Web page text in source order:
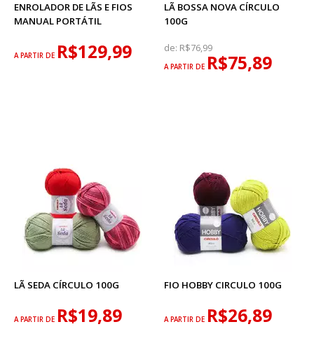
ENROLADOR DE LÃS E FIOS
MANUAL PORTÁTIL
A PARTIR DE R$129,99
LÃ BOSSA NOVA CÍRCULO
100G
de: R$76,99
A PARTIR DE R$75,89
LÃ SEDA CÍRCULO 100G
A PARTIR DE R$19,89
FIO HOBBY CIRCULO 100G
A PARTIR DE R$26,89